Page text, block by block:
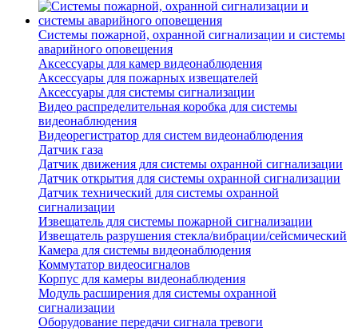
Системы пожарной, охранной сигнализации и системы
аварийного оповещения
Аксессуары для камер видеонаблюдения
Аксессуары для пожарных извещателей
Аксессуары для системы сигнализации
Видео распределительная коробка для системы
видеонаблюдения
Видеорегистратор для систем видеонаблюдения
Датчик газа
Датчик движения для системы охранной сигнализации
Датчик открытия для системы охранной сигнализации
Датчик технический для системы охранной
сигнализации
Извещатель для системы пожарной сигнализации
Извещатель разрушения стекла/вибрации/сейсмический
Камера для системы видеонаблюдения
Коммутатор видеосигналов
Корпус для камеры видеонаблюдения
Модуль расширения для системы охранной
сигнализации
Оборудование передачи сигнала тревоги